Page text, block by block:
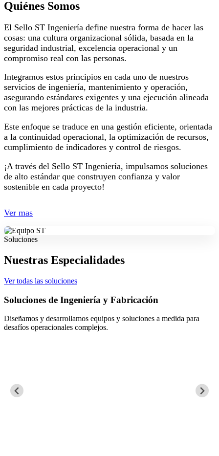
Quiénes Somos
El Sello ST Ingeniería define nuestra forma de hacer las
cosas: una cultura organizacional sólida, basada en la
seguridad industrial, excelencia operacional y un
compromiso real con las personas.
Integramos estos principios en cada uno de nuestros
servicios de ingeniería, mantenimiento y operación,
asegurando estándares exigentes y una ejecución alineada
con las mejores prácticas de la industria.
Este enfoque se traduce en una gestión eficiente, orientada
a la continuidad operacional, la optimización de recursos,
cumplimiento de indicadores y control de riesgos.
¡A través del Sello ST Ingeniería, impulsamos soluciones
de alto estándar que construyen confianza y valor
sostenible en cada proyecto!
Ver mas
Soluciones
Nuestras Especialidades
Ver todas las soluciones
Soluciones de Ingeniería y Fabricación
Diseñamos y desarrollamos equipos y soluciones a medida para
desafíos operacionales complejos.